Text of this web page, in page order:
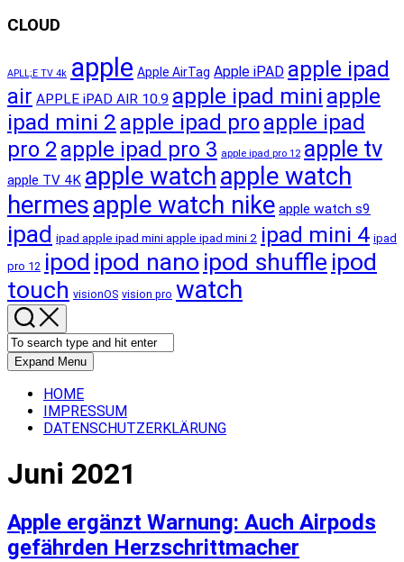
CLOUD
APLL;E TV 4k apple Apple AirTag Apple iPAD apple ipad
air APPLE iPAD AIR 10.9 apple ipad mini apple
ipad mini 2 apple ipad proapple ipad
pro 2 apple ipad pro 3 apple ipad pro 12 apple tv
apple TV 4K apple watchapple watch
hermesapple watch nike apple watch s9
ipad ipad apple ipad mini apple ipad mini 2 ipad mini 4 ipad
pro 12 ipod ipod nano ipod shuffle ipod
touch visionOS vision pro watch
Expand Menu
HOME
IMPRESSUM
DATENSCHUTZERKLÄRUNG
Juni 2021
Apple ergänzt Warnung: Auch Airpods
gefährden Herzschrittmacher